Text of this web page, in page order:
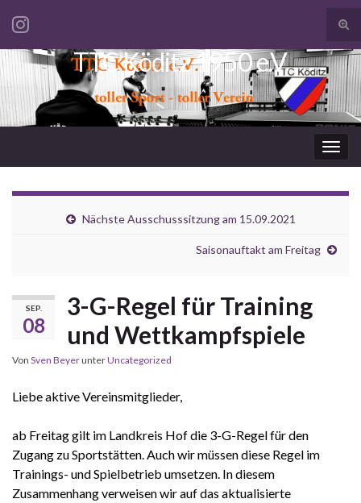
Search for:
TTC Köditz 1950 e.V.
Nächste Ausschusssitzung am 15.09.2021
Saisonauftakt am Freitag
SEP.
08
3-G-Regel für Training
und Wettkampfspiele
Von Sven BeyerunterUncategorized
Liebe aktive Vereinsmitglieder,
ab Freitag gilt im Landkreis Hof die 3-G-Regel für den
Zugang zu Sportstätten. Auch wir müssen diese Regel im
Trainings- und Spielbetrieb umsetzen. In diesem
Zusammenhang verweisen wir auf das aktualisierte